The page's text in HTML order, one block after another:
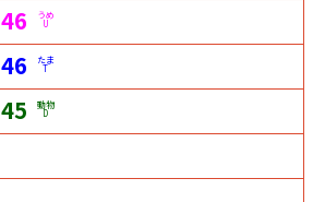
46 うめ
U
46 たま
T
45 動物
D